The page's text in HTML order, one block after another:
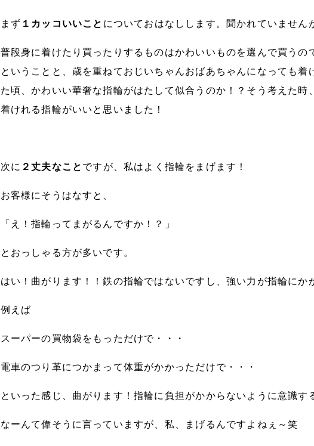
まず １カッコいいこと についておはなしします。聞かれていません
普段身に着けたり買ったりするものはかわいいものを選んで買うの
ということと、歳を重ねておじいちゃんおばあちゃんになっても着
た頃、かわいい華奢な指輪がはたして似合うのか！？そう考えた時
着けれる指輪がいいと思いました！
次に ２丈夫なこと ですが、私はよく指輪をまげます！
お客様にそうはなすと、
「え！指輪ってまがるんですか！？」
とおっしゃる方が多いです。
はい！曲がります！！鉄の指輪ではないですし、強い力が指輪にか
例えば
スーパーの買物袋をもっただけで・・・
電車のつり革につかまって体重がかかっただけで・・・
といった感じ、曲がります！指輪に負担がかからないように意識す
なーんて偉そうに言っていますが、私、まげるんですよねぇ～笑